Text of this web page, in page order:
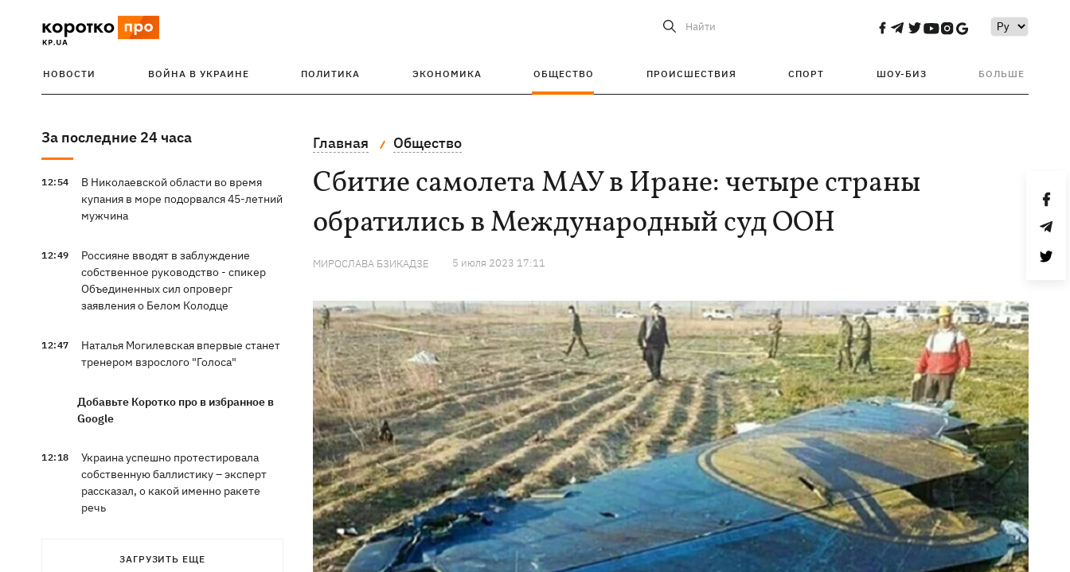
Найти
НОВОСТИ ВОЙНА В УКРАИНЕ ПОЛИТИКА ЭКОНОМИКА ОБЩЕСТВО ПРОИСШЕСТВИЯ СПОРТ ШОУ-БИЗ БОЛЬШЕ
За последние 24 часа
12:54
В Николаевской области во время
купания в море подорвался 45-летний
мужчина
12:49
Россияне вводят в заблуждение
собственное руководство - спикер
Объединенных сил опроверг
заявления о Белом Колодце
12:47
Наталья Могилевская впервые станет
тренером взрослого "Голоса"
Добавьте Коротко про в избранное в
Google
12:18
Украина успешно протестировала
собственную баллистику – эксперт
рассказал, о какой именно ракете
речь
украинцев во времена
ЗАГРУЗИТЬ ЕЩЕ
Главная Общество
Сбитие самолета МАУ в Иране: четыре страны
обратились в Международный суд ООН
МИРОСЛАВА БЗИКАДЗЕ 5 июля 2023 17:11